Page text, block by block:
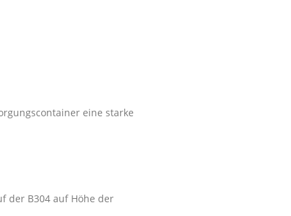
eine starke
der B304 auf Höhe der